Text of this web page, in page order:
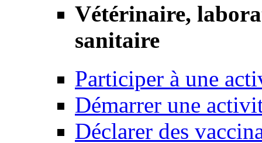
Vétérinaire,
sanitaire
Participer à une
Démarrer une
Déclarer des